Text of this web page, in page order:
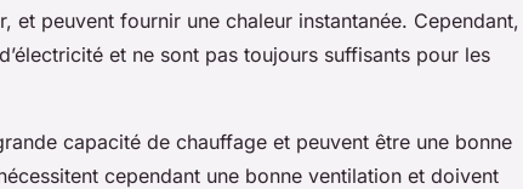
et peuvent fournir une chaleur instantanée. Cependant,
et ne sont pas toujours suffisants pour les
capacité de chauffage et peuvent être une bonne
cependant une bonne ventilation et doivent